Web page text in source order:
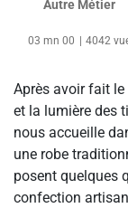
Autre Métier
03 mn 00 4042
Après avoir fait
et la lumière des
nous accueille
une robe
posent quelques
confection